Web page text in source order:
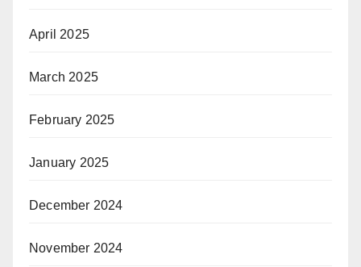
April 2025
March 2025
February 2025
January 2025
December 2024
November 2024